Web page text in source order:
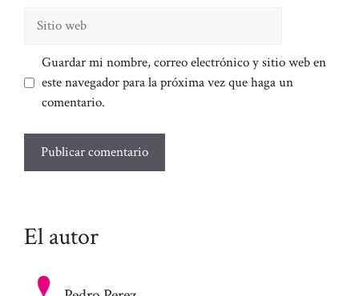
Guardar mi nombre, correo electrónico y sitio web en
este navegador para la próxima vez que haga un
comentario.
El autor